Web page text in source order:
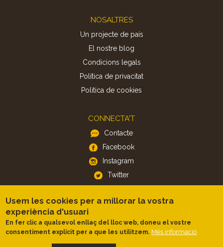
NOSALTRES
Un projecte de país
El nostre blog
Condicions legals
Política de privacitat
Politica de cookies
CONNECTA'T
Contacte
Facebook
Instagram
Twitter
APP
Android
Usem les cookies per a millorar la vostra
experiència d'usuari
En fer clic a qualsevol enllaç del lloc web, doneu el vostre
consentiment explícit per a que les utilitzem. Més informació